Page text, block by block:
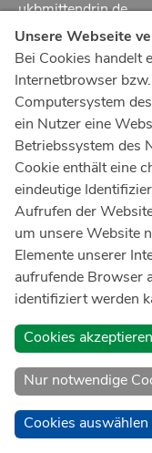
ukbmittendrin.de
Notruf112
Ärztlicher Notdienst
Giftnotrufzentrale
Tel: +49 22819240
Notfallzentrum Bonn
UKB-Telefonzentrale
+49 228287 0
Spenden Sie
Unsere Webseite
Bei Cookies handelt
Internetbrowser
Computersystem
ein Nutzer eine
Betriebssystem des
Cookie enthält eine
eindeutige
Aufrufen der
um unsere Website
Elemente unserer
aufrufende Browser
identifiziert werden
Cookies akzeptieren
Nur notwendige
Cookies auswählen